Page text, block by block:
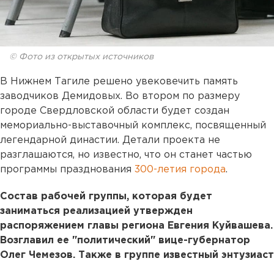
© Фото из открытых источников
В Нижнем Тагиле решено увековечить память
заводчиков Демидовых. Во втором по размеру
городе Свердловской области будет создан
мемориально-выставочный комплекс, посвященный
легендарной династии. Детали проекта не
разглашаются, но известно, что он станет частью
программы празднования 300-летия города.
Состав рабочей группы, которая будет
заниматься реализацией утвержден
распоряжением главы региона Евгения Куйвашева.
Возглавил ее "политический" вице-губернатор
Олег Чемезов. Также в группе известный энтузиаст